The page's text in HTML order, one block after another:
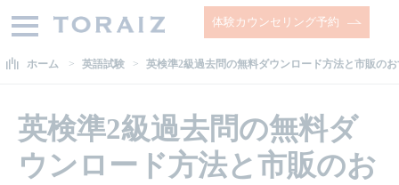
体験カウンセリング予約
ホーム 英語試験 英検準2級過去問の無料ダウンロード方法と市販の
英検準2級過去問の無料ダ
ウンロード方法と市販のお